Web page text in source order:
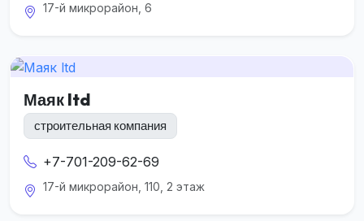
17-й микрорайон, 6
Маяк ltd
строительная компания
+7-701-209-62-69
17-й микрорайон, 110, 2 этаж